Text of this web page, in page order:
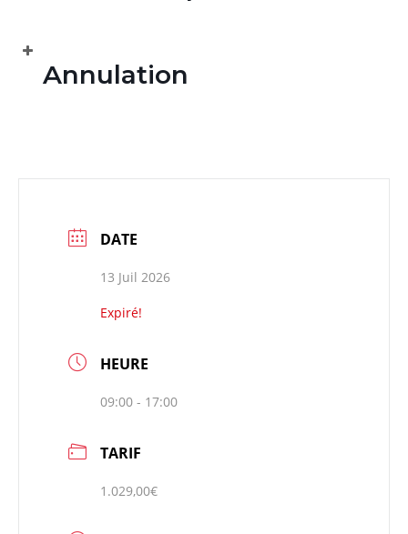
Annulation
DATE
13 Juil 2026
Expiré!
HEURE
09:00 - 17:00
TARIF
1.029,00€